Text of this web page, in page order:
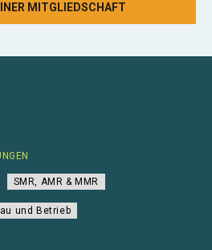
MITGLIEDSCHAFT
SMR, AMR & MMR
und Betrieb